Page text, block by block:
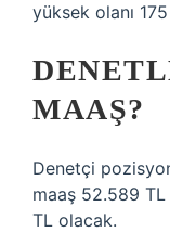
yüksek olanı 175
MAAŞ?
Denetçi
maaş 52.589
TL olacak.